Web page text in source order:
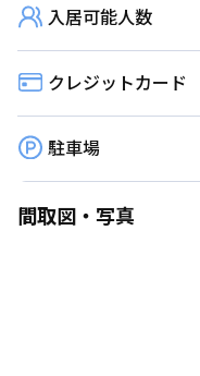
入居可能人数
クレジットカード
駐車場
間取図・写真